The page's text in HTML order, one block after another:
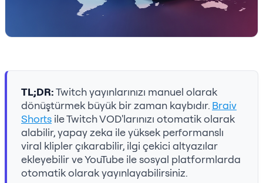
TL;DR:Twitch yayınlarınızı manuel olarak
dönüştürmek büyük bir zaman kaybıdır. Braiv
Shorts ile Twitch VOD'larınızı otomatik olarak
alabilir, yapay zeka ile yüksek performanslı
viral klipler çıkarabilir, ilgi çekici altyazılar
ekleyebilir ve YouTube ile sosyal platformlarda
otomatik olarak yayınlayabilirsiniz.